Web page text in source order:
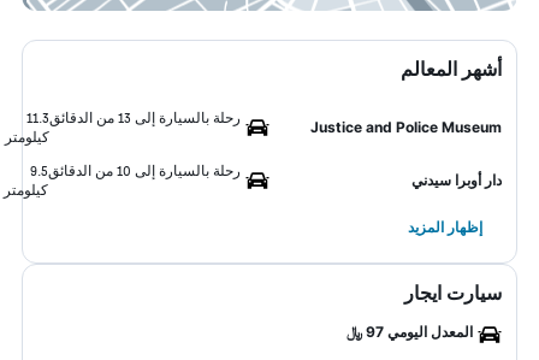
أشهر المعالم
Justice and Police Museum
رحلة بالسيارة إلى 13 من الدقائق
11.3
كيلومتر
دار أوبرا سيدني
رحلة بالسيارة إلى 10 من الدقائق
9.5
كيلومتر
إظهار المزيد
سيارت ايجار
المعدل اليومي 97 ﷼